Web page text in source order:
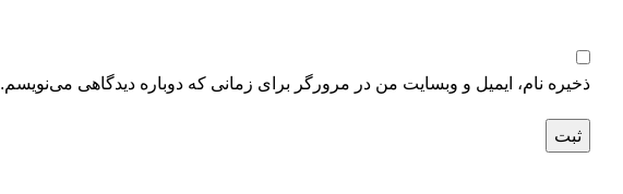
ذخیره نام، ایمیل و وبسایت من در مرورگر برای زمانی که دوباره دیدگاهی می‌نویسم.